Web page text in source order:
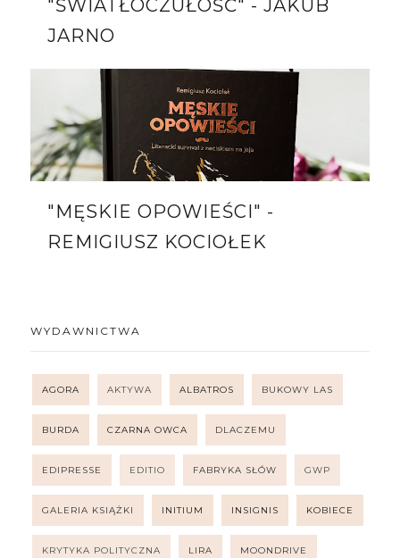
"ŚWIATŁOCZUŁOŚĆ" - JAKUB
JARNO
"MĘSKIE OPOWIEŚCI" -
REMIGIUSZ KOCIOŁEK
WYDAWNICTWA
AGORA AKTYWA ALBATROS BUKOWY LAS
BURDA CZARNA OWCA DLACZEMU
EDIPRESSE EDITIO FABRYKA SŁÓW GWP
GALERIA KSIĄŻKI INITIUM INSIGNIS KOBIECE
KRYTYKA POLITYCZNA LIRA MOONDRIVE